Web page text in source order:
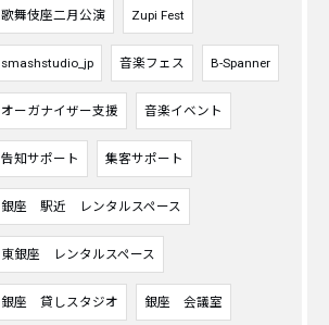
歌舞伎座二月公演 Zupi Fest
smashstudio_jp 音楽フェス B-Spanner
オーガナイザー支援 音楽イベント
告知サポート 集客サポート
銀座 駅近 レンタルスペース
東銀座 レンタルスペース
銀座 貸しスタジオ 銀座 会議室